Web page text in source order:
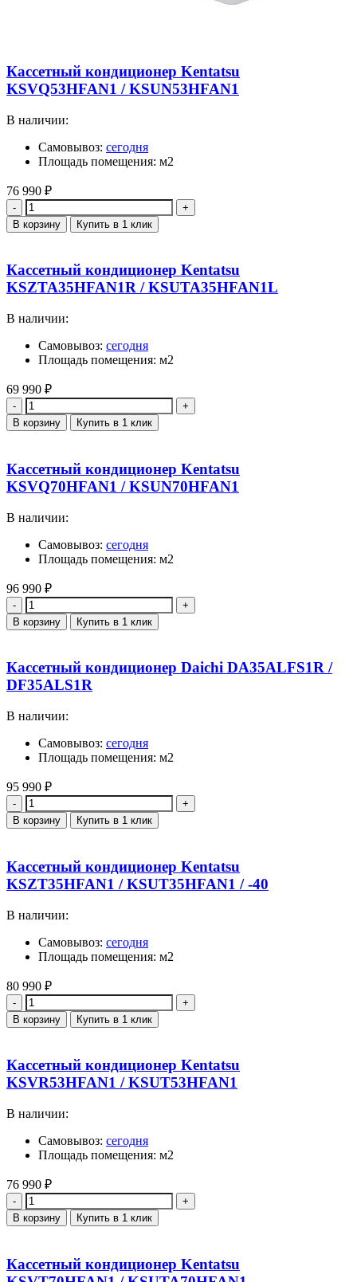
Кассетный кондиционер Kentatsu
KSVQ53HFAN1 / KSUN53HFAN1
В наличии:
Самовывоз: сегодня
Площадь помещения: м2
76 990 ₽
Количество
В корзину Купить в 1 клик
Кассетный кондиционер Kentatsu
KSZTA35HFAN1R / KSUTA35HFAN1L
В наличии:
Самовывоз: сегодня
Площадь помещения: м2
69 990 ₽
Количество
В корзину Купить в 1 клик
Кассетный кондиционер Kentatsu
KSVQ70HFAN1 / KSUN70HFAN1
В наличии:
Самовывоз: сегодня
Площадь помещения: м2
96 990 ₽
Количество
В корзину Купить в 1 клик
Кассетный кондиционер Daichi DA35ALFS1R /
DF35ALS1R
В наличии:
Самовывоз: сегодня
Площадь помещения: м2
95 990 ₽
Количество
В корзину Купить в 1 клик
Кассетный кондиционер Kentatsu
KSZT35HFAN1 / KSUT35HFAN1 / -40
В наличии:
Самовывоз: сегодня
Площадь помещения: м2
80 990 ₽
Количество
В корзину Купить в 1 клик
Кассетный кондиционер Kentatsu
KSVR53HFAN1 / KSUT53HFAN1
В наличии:
Самовывоз: сегодня
Площадь помещения: м2
76 990 ₽
Количество
В корзину Купить в 1 клик
Кассетный кондиционер Kentatsu